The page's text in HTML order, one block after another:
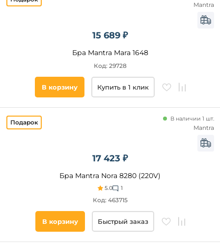
15 689 ₽
Бра Mantra Mara 1648
Код: 29728
Mantra
В корзину Купить в 1 клик
17 423 ₽
Бра Mantra Nora 8280 (220V)
5.0 1
В наличии 1 шт.
Код: 463715
Mantra
В корзину Быстрый заказ